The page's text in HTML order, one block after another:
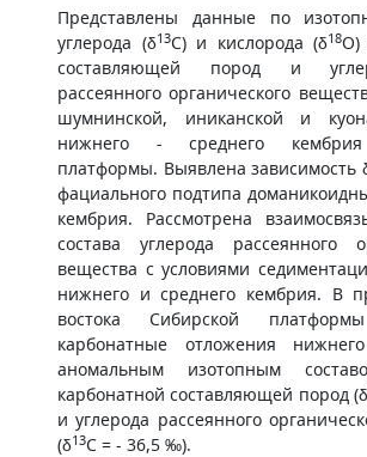
Представлены данные по
углерода (δ13С) и кислорода (δ18О)
составляющей пород и
рассеянного органического
шумнинской, иниканской и
нижнего - среднего кембрия
платформы. Выявлена зависимость
фациального подтипа
кембрия. Рассмотрена
состава углерода рассеянного
вещества с условиями
нижнего и среднего кембрия. В
востока Сибирской
карбонатные отложения
аномальным изотопным
карбонатной составляющей пород (δ
и углерода рассеянного
(δ13С = - 36,5 ‰).